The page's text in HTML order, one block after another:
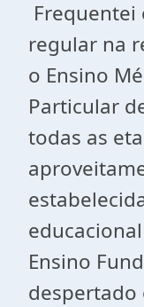
Frequentei
regular na
o Ensino
Particular
todas as
Ensino
despertado